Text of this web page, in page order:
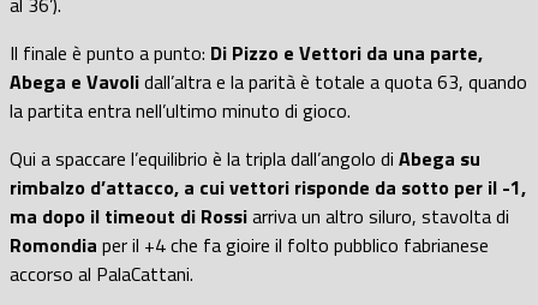
Il finale è punto a punto: Di Pizzo e Vettori da una parte,
Abega e Vavolidall’altra e la parità è totale a quota 63, quando
la partita entra nell’ultimo minuto di gioco.
Qui a spaccare l’equilibrio è la tripla dall’angolo di Abega su
rimbalzo d’attacco, a cui vettori risponde da sotto per il -1,
ma dopo il timeout di Rossiarriva un altro siluro, stavolta di
Romondia per il +4 che fa gioire il folto pubblico fabrianese
accorso al PalaCattani.